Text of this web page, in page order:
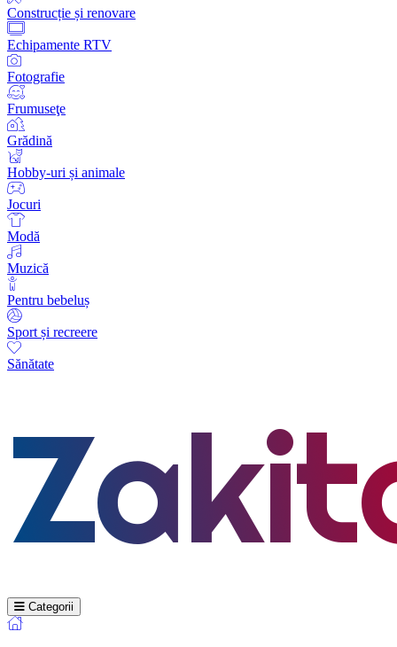
Construcție și renovare
Echipamente RTV
Fotografie
Frumuseţe
Grădină
Hobby-uri și animale
Jocuri
Modă
Muzică
Pentru bebeluș
Sport și recreere
Sănătate
Categorii